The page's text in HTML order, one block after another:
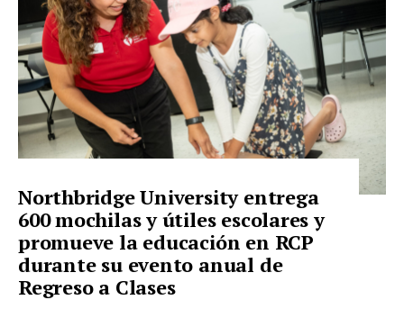
Northbridge University entrega
600 mochilas y útiles escolares y
promueve la educación en RCP
durante su evento anual de
Regreso a Clases